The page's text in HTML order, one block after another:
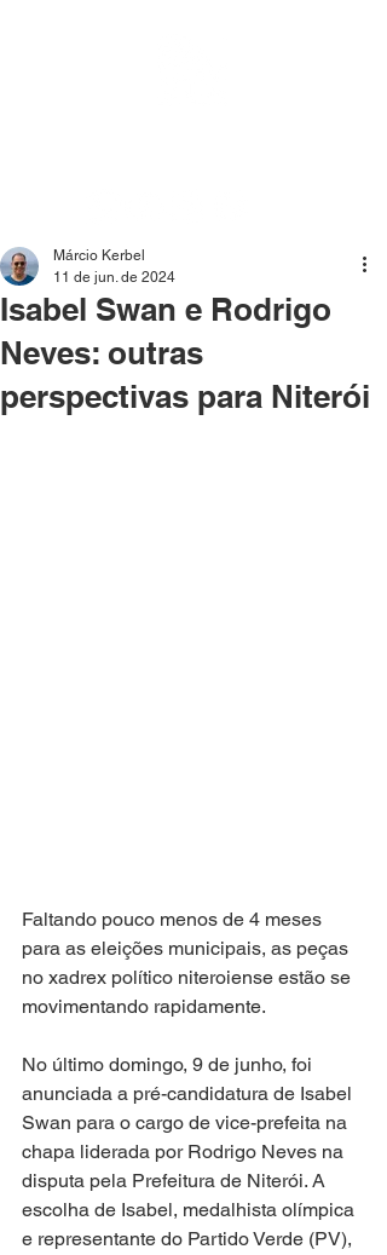
Isabel Swan e Rodrigo
Neves: outras
perspectivas para Niterói
Márcio Kerbel
11 de jun. de 2024
Faltando pouco menos de 4 meses
para as eleições municipais, as peças
no xadrex político niteroiense estão se
movimentando rapidamente.
No último domingo, 9 de junho, foi
anunciada a pré-candidatura de Isabel
Swan para o cargo de vice-prefeita na
chapa liderada por Rodrigo Neves na
disputa pela Prefeitura de Niterói. A
escolha de Isabel, medalhista olímpica
e representante do Partido Verde (PV),